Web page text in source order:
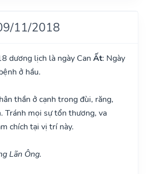
11/2018
dương lịch là ngày Can Ất: Ngày
ở hầu.
thần ở cạnh trong đùi, răng,
Tránh mọi sự tổn thương, va
chích tại vị trí này.
Lãn Ông.